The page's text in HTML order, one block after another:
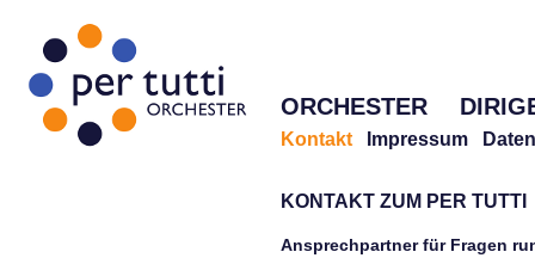
ORCHESTER
Kontakt Impressum
KONTAKT ZUM PER TUTTI
Ansprechpartner für Fragen